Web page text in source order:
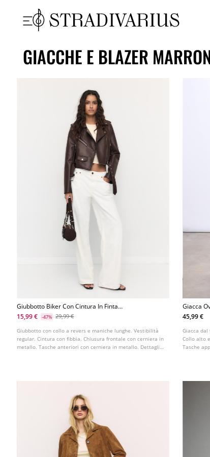
GIACCHE E BLAZER
Giubbotto Biker Con Cintura In Finta
Pelle
15,99 € -47% 29,99 €
Giubbotto con collo a revers e maniche lunghe. Vestibilità
regular. Cintura con fibbia. Chiusura frontale con cerniera in
metallo. Tasche anteriori con cerniera in metallo. Dettaglio
Giacca
45,99 €
Giacca
Collo alto
Tasche